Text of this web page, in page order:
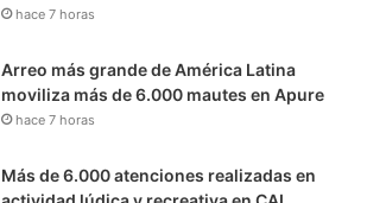
hace 7 horas
Arreo más grande de América Latina
moviliza más de 6.000 mautes en Apure
hace 7 horas
Más de 6.000 atenciones realizadas en